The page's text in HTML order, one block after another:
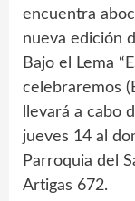
encuentra
nueva edición
Bajo el Lema
celebraremos
llevará a cabo
jueves 14 al
Parroquia del
Artigas 672.